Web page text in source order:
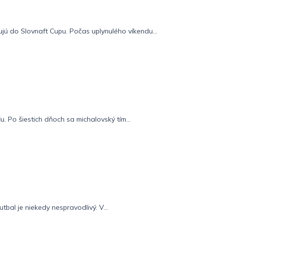
do Slovnaft Cupu. Počas uplynulého víkendu...
Po šiestich dňoch sa michalovský tím...
je niekedy nespravodlivý. V...